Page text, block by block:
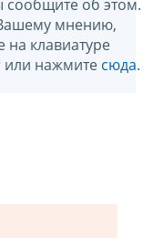
сообщите об этом.
мнению,
клавиатуре
нажмите сюда.